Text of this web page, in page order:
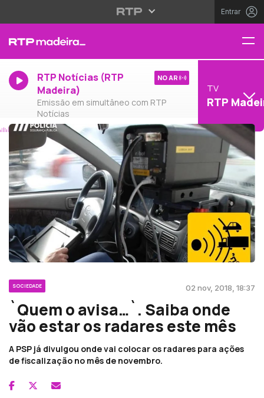
Entrar
RTP Notícias (RTP
Madeira)
Emissão em simultâneo com RTP
Notícias
NO AR
TV
RTP
SOCIEDADE 02 nov, 2018, 18:37
`Quem o avisa…`. Saiba onde
vão estar os radares este mês
A PSP já divulgou onde vai colocar os radares para ações
de fiscalização no mês de novembro.